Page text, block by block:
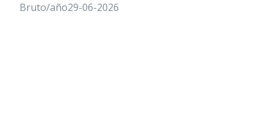
Bruto/año29-06-2026